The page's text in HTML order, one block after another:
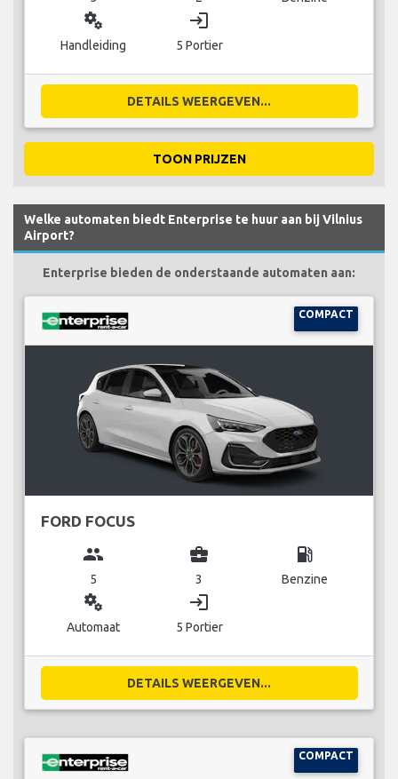
miscellaneous_services
Handleiding
login
5 Portier
DETAILS WEERGEVEN...
TOON PRIJZEN
Welke automaten biedt Enterprise te huur aan bij Vilnius
Airport?
Enterprise bieden de onderstaande automaten aan:
COMPACT
FORD FOCUS
group
5
business_center
3
local_gas_station
Benzine
miscellaneous_services
Automaat
login
5 Portier
DETAILS WEERGEVEN...
COMPACT